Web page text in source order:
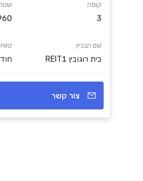
קומה
3
שם הבניין
REIT1 בית רוגובין
צור קשר